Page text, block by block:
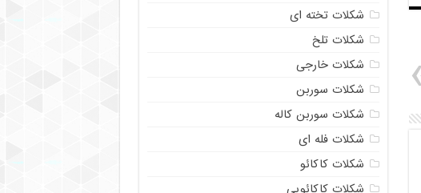
شکلات تخته ای
شکلات تلخ
شکلات خارجی
شکلات سوربن
شکلات سوربن کاله
شکلات فله ای
شکلات کاکائو
شکلات کاکائویی